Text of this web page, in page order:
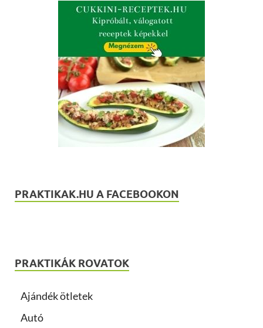
PRAKTIKAK.HU A FACEBOOKON
PRAKTIKÁK ROVATOK
Ajándék ötletek
Autó